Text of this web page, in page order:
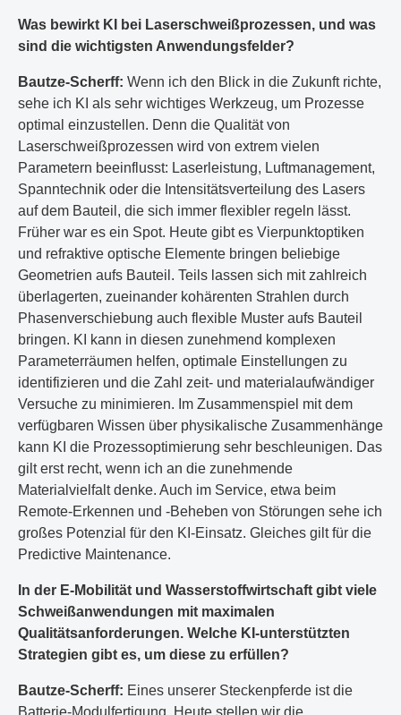
Was bewirkt KI bei Laserschweißprozessen, und was
sind die wichtigsten Anwendungsfelder?
Bautze-Scherff: Wenn ich den Blick in die Zukunft richte,
sehe ich KI als sehr wichtiges Werkzeug, um Prozesse
optimal einzustellen. Denn die Qualität von
Laserschweißprozessen wird von extrem vielen
Parametern beeinflusst: Laserleistung, Luftmanagement,
Spanntechnik oder die Intensitätsverteilung des Lasers
auf dem Bauteil, die sich immer flexibler regeln lässt.
Früher war es ein Spot. Heute gibt es Vierpunktoptiken
und refraktive optische Elemente bringen beliebige
Geometrien aufs Bauteil. Teils lassen sich mit zahlreich
überlagerten, zueinander kohärenten Strahlen durch
Phasenverschiebung auch flexible Muster aufs Bauteil
bringen. KI kann in diesen zunehmend komplexen
Parameterräumen helfen, optimale Einstellungen zu
identifizieren und die Zahl zeit- und materialaufwändiger
Versuche zu minimieren. Im Zusammenspiel mit dem
verfügbaren Wissen über physikalische Zusammenhänge
kann KI die Prozessoptimierung sehr beschleunigen. Das
gilt erst recht, wenn ich an die zunehmende
Materialvielfalt denke. Auch im Service, etwa beim
Remote-Erkennen und -Beheben von Störungen sehe ich
großes Potenzial für den KI-Einsatz. Gleiches gilt für die
Predictive Maintenance.
In der E-Mobilität und Wasserstoffwirtschaft gibt viele
Schweißanwendungen mit maximalen
Qualitätsanforderungen. Welche KI-unterstützten
Strategien gibt es, um diese zu erfüllen?
Bautze-Scherff: Eines unserer Steckenpferde ist die
Batterie-Modulfertigung. Heute stellen wir die